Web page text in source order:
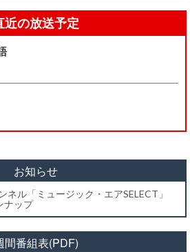
近の放送予定
お知らせ
ネル「ミュージック・エアSELECT」
ナップ
間番組表(PDF)